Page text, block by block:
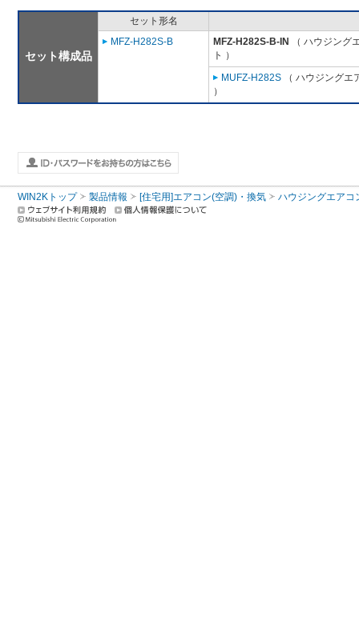
セット構成品
セット形名
MFZ-H282S-B
MFZ-H282S-B-IN
（ ハウジング
ト ）
MUFZ-H282S （ ハウジングエ
）
WIN2Kトップ 製品情報 [住宅用]エアコン(空調)・換気 ハウジングエアコ